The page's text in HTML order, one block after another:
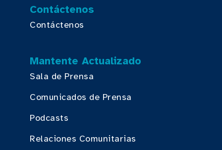
Contáctenos
Contáctenos
Mantente Actualizado
Sala de Prensa
Comunicados de Prensa
Podcasts
Relaciones Comunitarias